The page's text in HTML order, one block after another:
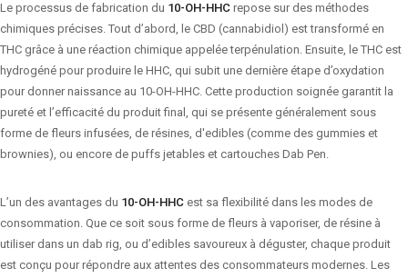
Le processus de fabrication du 10-OH-HHC repose sur des méthodes
chimiques précises. Tout d’abord, le CBD (cannabidiol) est transformé en
THC grâce à une réaction chimique appelée terpénulation. Ensuite, le THC est
hydrogéné pour produire le HHC, qui subit une dernière étape d’oxydation
pour donner naissance au 10-OH-HHC. Cette production soignée garantit la
pureté et l’efficacité du produit final, qui se présente généralement sous
forme de fleurs infusées, de résines, d'edibles (comme des gummies et
brownies), ou encore de puffs jetables et cartouches Dab Pen.
L’un des avantages du 10-OH-HHC est sa flexibilité dans les modes de
consommation. Que ce soit sous forme de fleurs à vaporiser, de résine à
utiliser dans un dab rig, ou d’edibles savoureux à déguster, chaque produit
est conçu pour répondre aux attentes des consommateurs modernes. Les